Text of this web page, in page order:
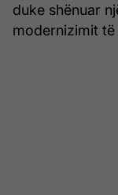
duke shënuar
modernizimit